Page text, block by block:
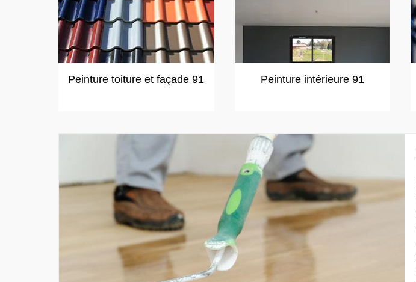
Peinture toiture et façade 91 Peinture intérieure 91